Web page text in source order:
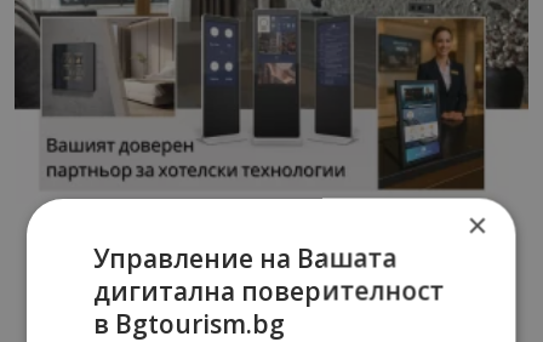
×
Управление на Вашата
дигитална поверителност
в Bgtourism.bg